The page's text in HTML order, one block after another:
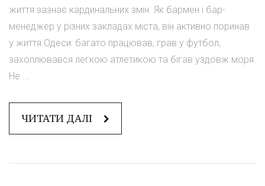
життя зазнає кардинальних змін. Як бармен і бар-
менеджер у різних закладах міста, він активно поринав
у життя Одеси: багато працював, грав у футбол,
захоплювався легкою атлетикою та бігав уздовж моря.
Не ...
ЧИТАТИ ДАЛІ